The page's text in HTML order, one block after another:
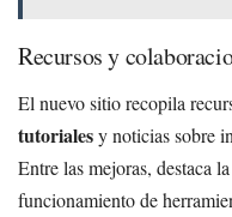
Recursos y
El nuevo sitio recopila
tutorialesy noticias sobre
Entre las mejoras, destaca
funcionamiento de